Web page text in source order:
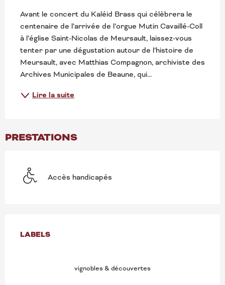
Avant le concert du Kaléid Brass qui célèbrera le
centenaire de l’arrivée de l’orgue Mutin Cavaillé-Coll
à l’église Saint-Nicolas de Meursault, laissez-vous
tenter par une dégustation autour de l’histoire de
Meursault, avec Matthias Compagnon, archiviste des
Archives Municipales de Beaune, qui...
Lire la suite
PRESTATIONS
Accès handicapés
OFFRES DE PRESTATIONS
LABELS
LABELS
vignobles & découvertes